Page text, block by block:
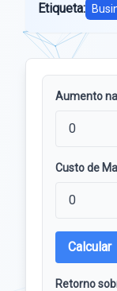
Etiqueta:
Aumento
Custo de
Calcular
Retorno